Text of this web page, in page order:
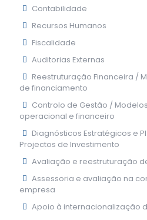
Contabilidade
Recursos Humanos
Fiscalidade
Auditorias Externas
Reestruturação Financeira /
de financiamento
Controlo de Gestão /
operacional e financeiro
Diagnósticos Estratégicos e
Projectos de Investimento
Avaliação e reestruturação
Assessoria e avaliação na
empresa
Apoio à internacionalização